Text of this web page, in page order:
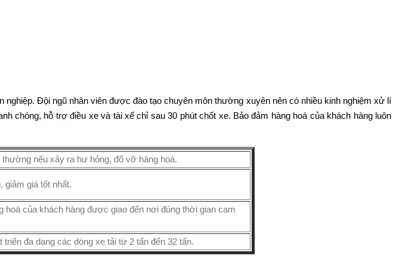
nghiệp. Đội ngũ nhân viên được đào tạo chuyên môn thường xuyên nên có nhiều kinh nghiệm xử lí
chóng, hỗ trợ điều xe và tài xế chỉ sau 30 phút chốt xe. Bảo đảm hàng hoá của khách hàng luôn
nếu xảy ra hư hỏng, đổ vỡ hàng hoá.
giảm giá tốt nhất.
hoá của khách hàng được giao đến nơi đúng thời gian cam
đa dạng các dòng xe tải từ 2 tấn đến 32 tấn.